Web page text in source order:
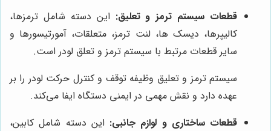
قطعات سیستم ترمز و تعلیق: این دسته شامل ترمزها،
کالیپرها، دیسک‌ ها، لنت ترمز، متعلقات، آمورتیسورها و
سایر قطعات مرتبط با سیستم ترمز و تعلق لودر است.
سیستم ترمز و تعلیق وظیفه توقف و کنترل حرکت لودر را بر
عهده دارد و نقش مهمی در ایمنی دستگاه ایفا می‌کند.
قطعات ساختاری و لوازم جانبی: این دسته شامل کابین،